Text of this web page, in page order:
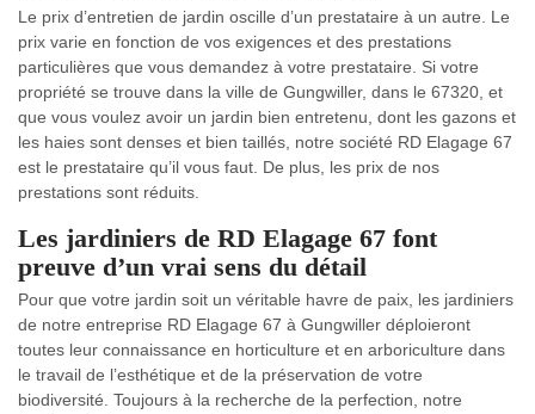
Le prix d’entretien de jardin oscille d’un prestataire à un autre. Le
prix varie en fonction de vos exigences et des prestations
particulières que vous demandez à votre prestataire. Si votre
propriété se trouve dans la ville de Gungwiller, dans le 67320, et
que vous voulez avoir un jardin bien entretenu, dont les gazons et
les haies sont denses et bien taillés, notre société RD Elagage 67
est le prestataire qu’il vous faut. De plus, les prix de nos
prestations sont réduits.
Les jardiniers de RD Elagage 67 font
preuve d’un vrai sens du détail
Pour que votre jardin soit un véritable havre de paix, les jardiniers
de notre entreprise RD Elagage 67 à Gungwiller déploieront
toutes leur connaissance en horticulture et en arboriculture dans
le travail de l’esthétique et de la préservation de votre
biodiversité. Toujours à la recherche de la perfection, notre